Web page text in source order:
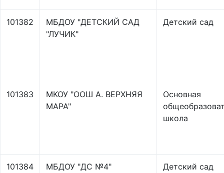
101382
МБДОУ "ДЕТСКИЙ САД
"ЛУЧИК"
Детский сад
101383
МКОУ "ООШ А. ВЕРХНЯЯ
МАРА"
Основная
школа
101384 МБДОУ "ДС №4"
Детский сад